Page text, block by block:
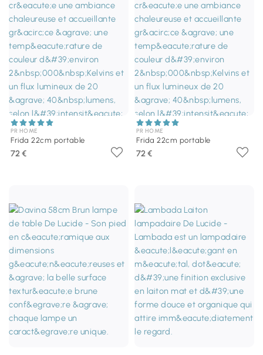
PR HOME
Frida 22cm portable
72 €
PR HOME
Frida 22cm portable
72 €